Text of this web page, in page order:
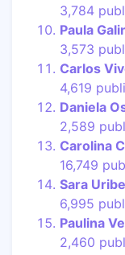
3,784
Paula
3,573
Carlos
4,619
Daniela
2,589
Carolina
16,749
Sara Uribe
6,995
Paulina
2,460